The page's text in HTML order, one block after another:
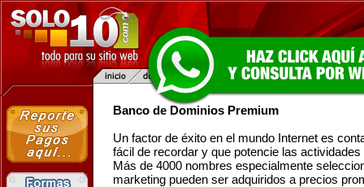
Banco de Dominios Premium
Un factor de éxito en el mundo Internet es
fácil de recordar y que potencie las
Más de 4000 nombres especialmente
marketing pueden ser adquiridos a precios